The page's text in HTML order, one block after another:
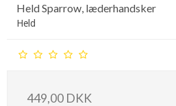
Held Sparrow, læderhandsker
Held
449,00 DKK